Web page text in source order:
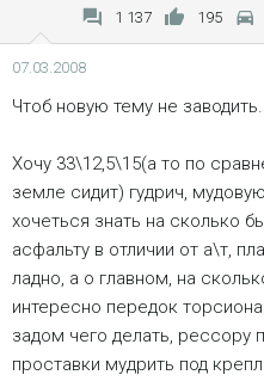
ч
а
1 137 195
07.03.2008
Чтоб новую тему не
Хочу 33\12,5\15(а то по
земле сидит) гудрич,
хочеться знать на сколько
асфальту в отличии от а\т,
ладно, а о главном, на
интересно передок
задом чего делать, рессору
проставки мудрить под